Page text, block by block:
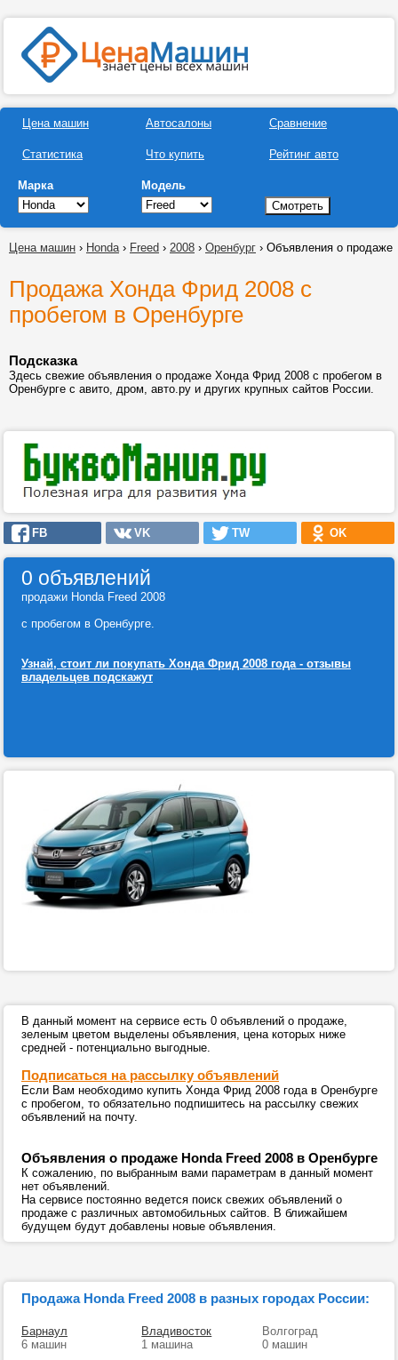
Цена машин
Статистика
Автосалоны
Что купить
Сравнение
Рейтинг авто
Марка Модель
Цена машин › Honda› Freed › 2008 › Оренбург › Объявления о продаже
Продажа Хонда Фрид 2008 с
пробегом в Оренбурге
Подсказка
Здесь свежие объявления о продаже Хонда Фрид 2008 с пробегом в
Оренбурге с авито, дром, авто.ру и других крупных сайтов России.
FB VK TW OK
0 объявлений
продажи Honda Freed 2008
с пробегом в Оренбурге.
Узнай, стоит ли покупать Хонда Фрид 2008 года - отзывы
владельцев подскажут
В данный момент на сервисе есть 0 объявлений о продаже,
зеленым цветом выделены объявления, цена которых ниже
средней - потенциально выгодные.
Подписаться на рассылку объявлений
Если Вам необходимо купить Хонда Фрид 2008 года в Оренбурге
с пробегом, то обязательно подпишитесь на рассылку свежих
объявлений на почту.
Объявления о продаже Honda Freed 2008 в Оренбурге
К сожалению, по выбранным вами параметрам в данный момент
нет объявлений.
На сервисе постоянно ведется поиск свежих объявлений о
продаже с различных автомобильных сайтов. В ближайшем
будущем будут добавлены новые объявления.
Продажа Honda Freed 2008 в разных городах России:
Барнаул
6 машин
Владивосток
1 машина
Волгоград
0 машин